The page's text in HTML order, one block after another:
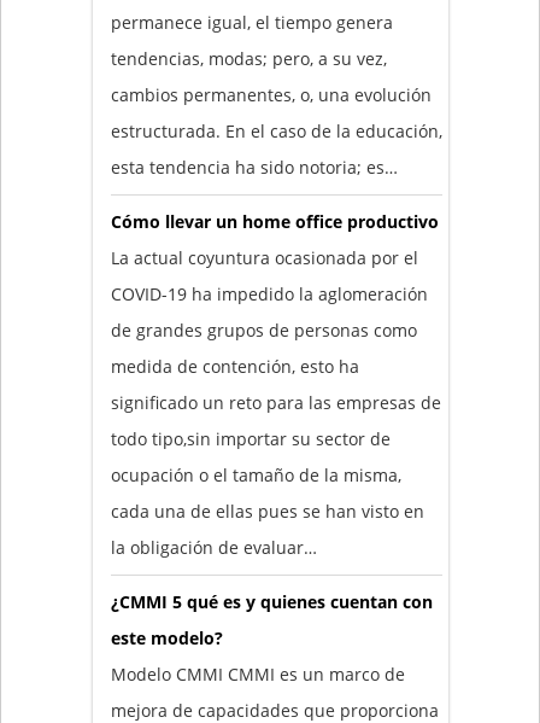
permanece igual, el tiempo genera
tendencias, modas; pero, a su vez,
cambios permanentes, o, una evolución
estructurada. En el caso de la educación,
esta tendencia ha sido notoria; es…
Cómo llevar un home office productivo
La actual coyuntura ocasionada por el
COVID-19 ha impedido la aglomeración
de grandes grupos de personas como
medida de contención, esto ha
significado un reto para las empresas de
todo tipo,sin importar su sector de
ocupación o el tamaño de la misma,
cada una de ellas pues se han visto en
la obligación de evaluar…
¿CMMI 5 qué es y quienes cuentan con
este modelo?
Modelo CMMI CMMI es un marco de
mejora de capacidades que proporciona